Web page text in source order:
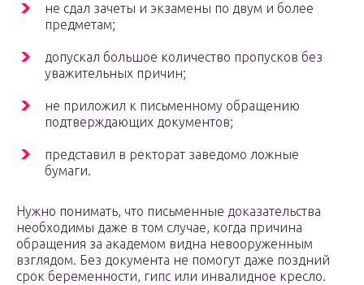
не сдал зачеты и экзамены по двум и более
предметам;
допускал большое количество пропусков без
уважительных причин;
не приложил к письменному обращению
подтверждающих документов;
представил в ректорат заведомо ложные
бумаги.
Нужно понимать, что письменные доказательства
необходимы даже в том случае, когда причина
обращения за академом видна невооруженным
взглядом. Без документа не помогут даже поздний
срок беременности, гипс или инвалидное кресло.